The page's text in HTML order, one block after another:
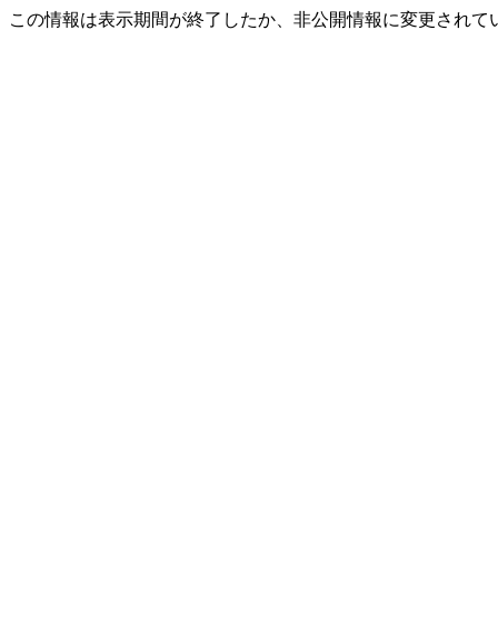
この情報は表示期間が終了したか、非公開情報に変更されて